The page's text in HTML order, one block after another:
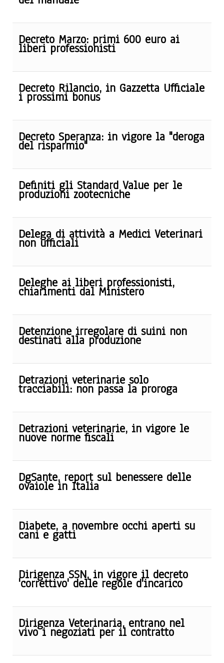
Decreto Marzo: primi 600 euro ai
liberi professionisti
Decreto Rilancio, in Gazzetta Ufficiale
i prossimi bonus
Decreto Speranza: in vigore la "deroga
del risparmio"
Definiti gli Standard Value per le
produzioni zootecniche
Delega di attività a Medici Veterinari
non ufficiali
Deleghe ai liberi professionisti,
chiarimenti dal Ministero
Detenzione irregolare di suini non
destinati alla produzione
Detrazioni veterinarie solo
tracciabili: non passa la proroga
Detrazioni veterinarie, in vigore le
nuove norme fiscali
DgSante, report sul benessere delle
ovaiole in Italia
Diabete, a novembre occhi aperti su
cani e gatti
Dirigenza SSN, in vigore il decreto
'correttivo' delle regole d'incarico
Dirigenza Veterinaria, entrano nel
vivo i negoziati per il contratto